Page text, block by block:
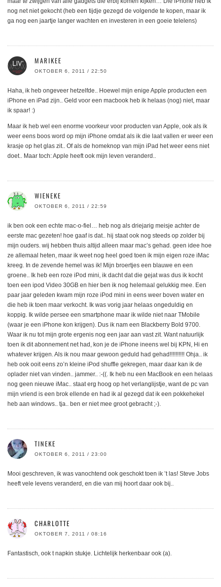
nog net niet gekocht (heb een tijdje gezegd de volgende te kopen, maar ik
ga nog een jaartje langer wachten en investeren in een goeie telelens)
MARIKEE
OKTOBER 6, 2011 / 22:50
Haha, ik heb ongeveer hetzelfde.. Hoewel mijn enige Apple producten een
iPhone en iPad zijn.. Geld voor een macbook heb ik helaas (nog) niet, maar
ik spaar! :)
Maar ik heb wel een enorme voorkeur voor producten van Apple, ook als ik
weer eens boos word op mijn iPhone omdat als ik die laat vallen er weer een
krasje op het glas zit.. Of als de homeknop van mijn iPad het weer eens niet
doet.. Maar toch: Apple heeft ook mijn leven veranderd..
WIENEKE
OKTOBER 6, 2011 / 22:59
ik ben ook een echte mac-o-fiel… heb nog als driejarig meisje achter de
eerste mac gezeten! hoe gaaf is dat.. hij staat ook nog steeds op zolder bij
mijn ouders. wij hebben thuis altijd alleen maar mac’s gehad. geen idee hoe
ze allemaal heten, maar ik weet nog heel goed toen ik mijn eigen roze iMac
kreeg. In de zevende hemel was ik! Mijn broertjes een blauwe en een
groene.. Ik heb een roze iPod mini, ik dacht dat die gejat was dus ik kocht
toen een ipod Video 30GB en hier ben ik nog helemaal gelukkig mee. Een
paar jaar geleden kwam mijn roze iPod mini in eens weer boven water en
die heb ik toen maar verkocht. Ik was vorig jaar helaas ongeduldig en
koppig. Ik wilde persee een smartphone maar ik wilde niet naar TMobile
(waar je een iPhone kon krijgen). Dus ik nam een Blackberry Bold 9700.
Waar ik nu tot mijn grote ergenis nog een jaar aan vast zit. Want natuurlijk
toen ik dit abonnement net had, kon je de iPhone ineens wel bij KPN, Hi en
whatever krijgen. Als ik nou maar gewoon geduld had gehad!!!!!!!!!! Ohja.. ik
heb ook ooit eens zo’n kleine iPod shuffle gekregen, maar daar kan ik de
oplader niet van vinden.. jammer.. :-((. Ik heb nu een MacBook en een helaas
nog geen nieuwe iMac.. staat erg hoog op het verlanglijstje, want de pc van
mijn vriend is een brok ellende en had ik al gezegd dat ik een pokkehekel
heb aan windows.. tja.. ben er niet mee groot gebracht ;-).
TINEKE
OKTOBER 6, 2011 / 23:00
Mooi geschreven, ik was vanochtend ook geschokt toen ik ’t las! Steve Jobs
heeft vele levens veranderd, en die van mij hoort daar ook bij..
CHARLOTTE
OKTOBER 7, 2011 / 08:16
Fantastisch, ook t napkin stukje. Lichtelijk herkenbaar ook (a).